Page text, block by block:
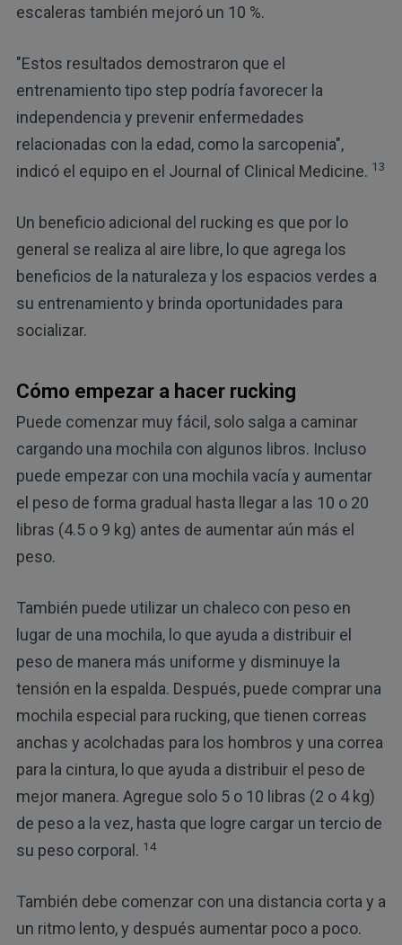
escaleras también mejoró un 10 %.
"Estos resultados demostraron que el
entrenamiento tipo step podría favorecer la
independencia y prevenir enfermedades
relacionadas con la edad, como la sarcopenia",
indicó el equipo en el Journal of Clinical Medicine. 13
Un beneficio adicional del rucking es que por lo
general se realiza al aire libre, lo que agrega los
beneficios de la naturaleza y los espacios verdes a
su entrenamiento y brinda oportunidades para
socializar.
Cómo empezar a hacer rucking
Puede comenzar muy fácil, solo salga a caminar
cargando una mochila con algunos libros. Incluso
puede empezar con una mochila vacía y aumentar
el peso de forma gradual hasta llegar a las 10 o 20
libras (4.5 o 9 kg) antes de aumentar aún más el
peso.
También puede utilizar un chaleco con peso en
lugar de una mochila, lo que ayuda a distribuir el
peso de manera más uniforme y disminuye la
tensión en la espalda. Después, puede comprar una
mochila especial para rucking, que tienen correas
anchas y acolchadas para los hombros y una correa
para la cintura, lo que ayuda a distribuir el peso de
mejor manera. Agregue solo 5 o 10 libras (2 o 4 kg)
de peso a la vez, hasta que logre cargar un tercio de
su peso corporal. 14
También debe comenzar con una distancia corta y a
un ritmo lento, y después aumentar poco a poco.